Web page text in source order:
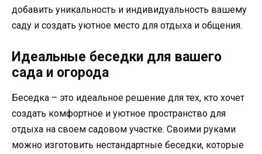
добавить уникальность и индивидуальность вашему
саду и создать уютное место для отдыха и общения.
Идеальные беседки для вашего
сада и огорода
Беседка – это идеальное решение для тех, кто хочет
создать комфортное и уютное пространство для
отдыха на своем садовом участке. Своими руками
можно изготовить нестандартные беседки, которые